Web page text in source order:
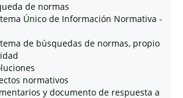
de normas
Único de Información Normativa -
de búsquedas de normas, propio
normativos
y documento de respuesta a